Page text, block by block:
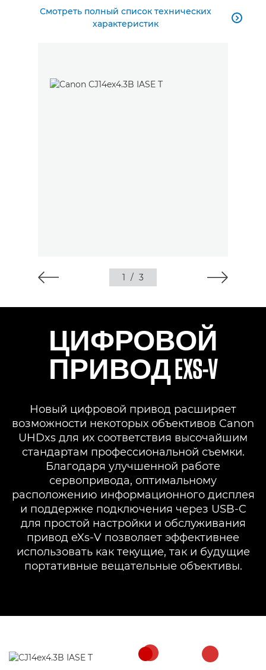
Смотреть полный список технических
характеристик

1 / 3
ЦИФРОВОЙ
ПРИВОД EXS-V
Новый цифровой привод расширяет
возможности некоторых объективов Canon
UHDxs для их соответствия высочайшим
стандартам профессиональной съемки.
Благодаря улучшенной работе
сервопривода, оптимальному
расположению информационного дисплея
и поддержке подключения через USB-C
для простой настройки и обслуживания
привод eXs-V позволяет эффективнее
использовать как текущие, так и будущие
портативные вещательные объективы.